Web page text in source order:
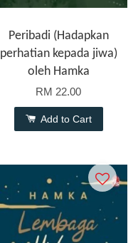
Peribadi (Hadapkan
perhatian kepada jiwa)
oleh Hamka
RM 22.00
Add to Cart